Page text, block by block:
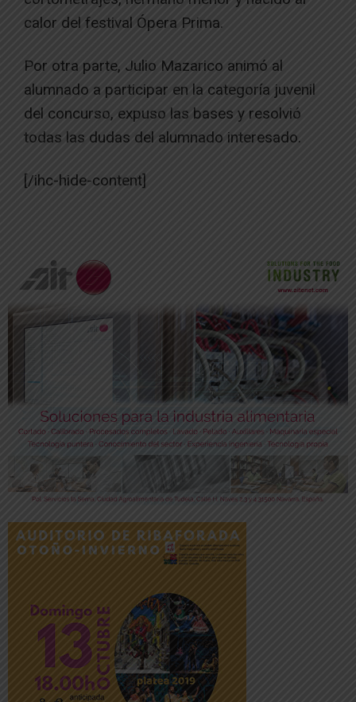
calor del festival Ópera Prima.
Por otra parte, Julio Mazarico animó al
alumnado a participar en la categoría juvenil
del concurso, expuso las bases y resolvió
todas las dudas del alumnado interesado.
[/ihc-hide-content]